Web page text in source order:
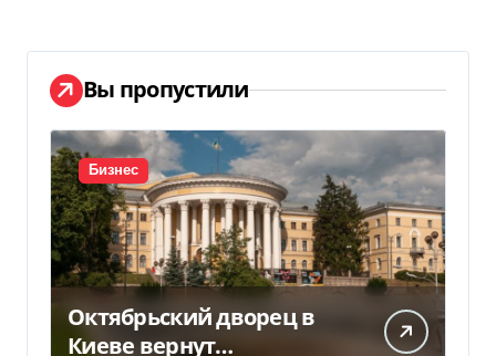
Вы пропустили
Бизнес
Октябрьский дворец в
Киеве вернут